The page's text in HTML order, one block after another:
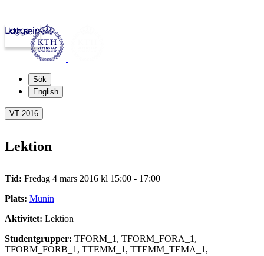
kth.se
Logga in
Sök
English
VT 2016
Lektion
Tid: Fredag 4 mars 2016 kl 15:00 - 17:00
Plats: Munin
Aktivitet: Lektion
Studentgrupper: TFORM_1, TFORM_FORA_1,
TFORM_FORB_1, TTEMM_1, TTEMM_TEMA_1,